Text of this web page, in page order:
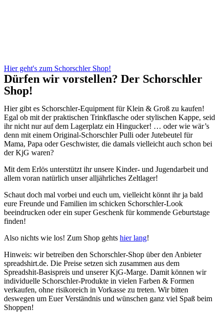
Hier geht's zum Schorschler Shop!
Dürfen wir vorstellen? Der Schorschler
Shop!
Hier gibt es Schorschler-Equipment für Klein & Groß zu kaufen!
Egal ob mit der praktischen Trinkflasche oder stylischen Kappe, seid
ihr nicht nur auf dem Lagerplatz ein Hingucker! … oder wie wär’s
denn mit einem Original-Schorschler Pulli oder Jutebeutel für
Mama, Papa oder Geschwister, die damals vielleicht auch schon bei
der KjG waren?
Mit dem Erlös unterstützt ihr unsere Kinder- und Jugendarbeit und
allem voran natürlich unser alljährliches Zeltlager!
Schaut doch mal vorbei und euch um, vielleicht könnt ihr ja bald
eure Freunde und Familien im schicken Schorschler-Look
beeindrucken oder ein super Geschenk für kommende Geburtstage
finden!
Also nichts wie los! Zum Shop gehts hier lang!
Hinweis: wir betreiben den Schorschler-Shop über den Anbieter
spreadshirt.de. Die Preise setzen sich zusammen aus dem
Spreadshit-Basispreis und unserer KjG-Marge. Damit können wir
individuelle Schorschler-Produkte in vielen Farben & Formen
verkaufen, ohne risikoreich in Vorkasse zu treten. Wir bitten
deswegen um Euer Verständnis und wünschen ganz viel Spaß beim
Shoppen!